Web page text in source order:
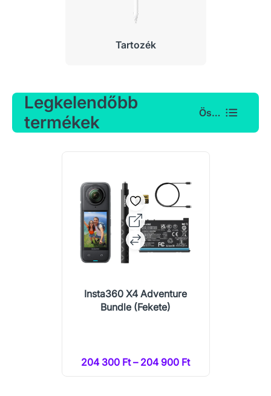
Tartozék
Legkelendőbb
termékek
Összes
Insta360 X4 Adventure
Bundle (Fekete)
204 300 Ft – 204 900 Ft